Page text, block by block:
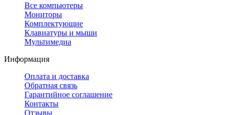
Все компьютеры
Мониторы
Комплектующие
Клавиатуры и мыши
Мультимедиа
Информация
Оплата и доставка
Обратная связь
Гарантийное соглашение
Контакты
Отзывы